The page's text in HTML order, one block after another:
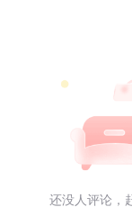
还没人评论，